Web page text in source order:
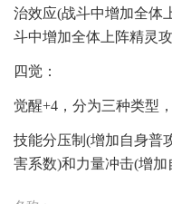
治效应(战斗中增加全体
斗中增加全体上阵精灵
四觉：
觉醒+4，分为三种类型
技能分压制(增加自身普
害系数)和力量冲击(增加